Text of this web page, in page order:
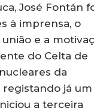
José Fontán
à imprensa, o
e a
do Celta de
da
já um
a terceira